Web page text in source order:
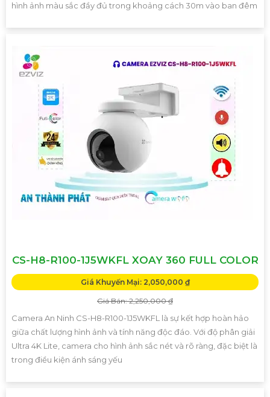
hình ảnh màu sắc đầy đủ trong khoảng cách 30m vào ban đêm
CS-H8-R100-1J5WKFL XOAY 360 FULL COLOR
Giá Khuyến Mại: 2,050,000 ₫
Giá Bán: 2,250,000 ₫
Camera An Ninh CS-H8-R100-1J5WKFL là sự kết hợp hoàn hảo
giữa chất lượng hình ảnh và tính năng độc đáo. Với độ phân giải
Ultra 4K Lite, camera cho hình ảnh sắc nét và rõ ràng, đặc biệt là
trong điều kiện ánh sáng yếu